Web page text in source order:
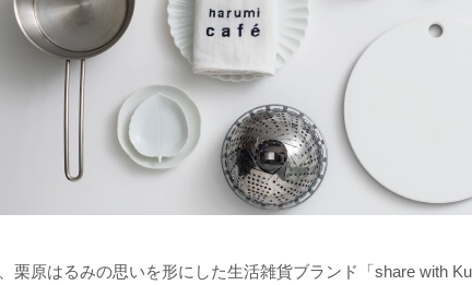
栗原はるみの思いを形にした生活雑貨ブランド「share with